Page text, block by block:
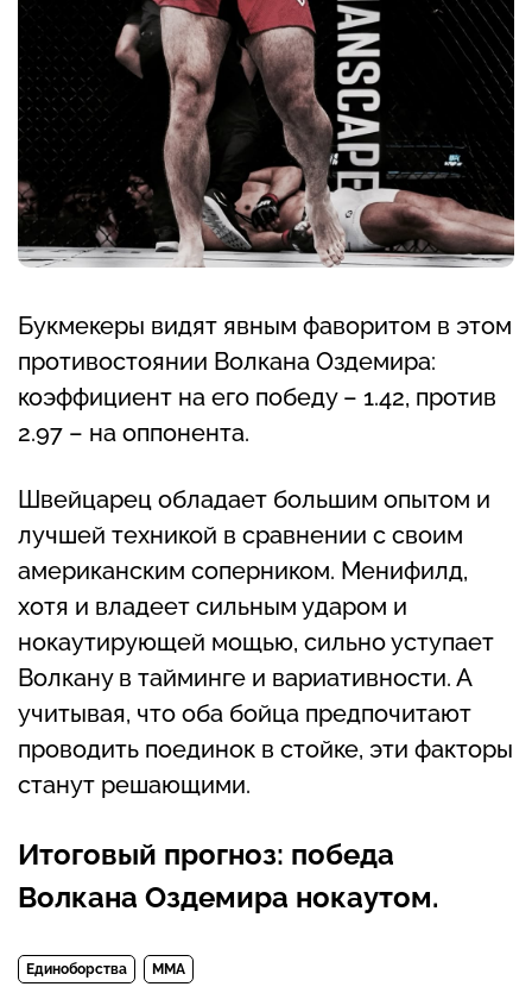
Букмекеры видят явным фаворитом в этом
противостоянии Волкана Оздемира:
коэффициент на его победу – 1.42, против
2.97 – на оппонента.
Швейцарец обладает большим опытом и
лучшей техникой в сравнении с своим
американским соперником. Менифилд,
хотя и владеет сильным ударом и
нокаутирующей мощью, сильно уступает
Волкану в тайминге и вариативности. А
учитывая, что оба бойца предпочитают
проводить поединок в стойке, эти факторы
станут решающими.
Итоговый прогноз: победа
Волкана Оздемира нокаутом.
Единоборства MMA